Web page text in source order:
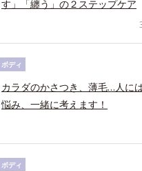
す」「纏う」の２ステップケア
ボディ
カラダのかさつき、薄毛…人に
悩み、一緒に考えます！
ボディ